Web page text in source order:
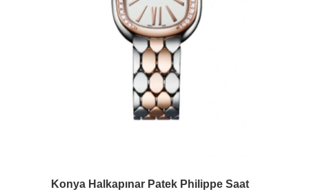
Konya Halkapınar Patek Philippe Saat